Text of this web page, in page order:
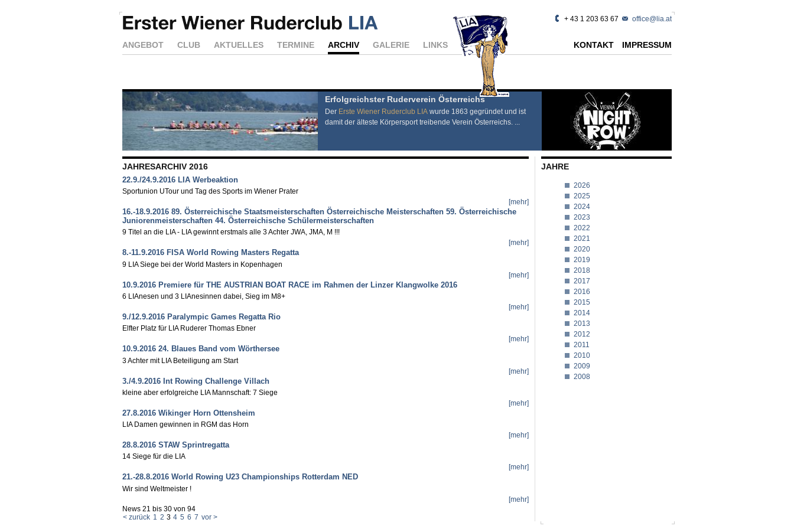
+ 43 1 203 63 67 office@lia.at
ANGEBOT CLUB AKTUELLES TERMINE ARCHIV GALERIE LINKS KONTAKT IMPRESSUM
Erfolgreichster Ruderverein Österreichs
Der Erste Wiener Ruderclub LIAwurde 1863 gegründet und ist
damit der älteste Körpersport treibende Verein Österreichs. ...
JAHRESARCHIV 2016
22.9./24.9.2016 LIA Werbeaktion
Sportunion UTour und Tag des Sports im Wiener Prater
[mehr]
16.-18.9.2016 89. Österreichische Staatsmeisterschaften Österreichische Meisterschaften 59. Österreichische
Juniorenmeisterschaften 44. Österreichische Schülermeisterschaften
9 Titel an die LIA - LIA gewinnt erstmals alle 3 Achter JWA, JMA, M !!!
[mehr]
8.-11.9.2016 FISA World Rowing Masters Regatta
9 LIA Siege bei der World Masters in Kopenhagen
[mehr]
10.9.2016 Premiere für THE AUSTRIAN BOAT RACE im Rahmen der Linzer Klangwolke 2016
6 LIAnesen und 3 LIAnesinnen dabei, Sieg im M8+
[mehr]
9./12.9.2016 Paralympic Games Regatta Rio
Elfter Platz für LIA Ruderer Thomas Ebner
[mehr]
10.9.2016 24. Blaues Band vom Wörthersee
3 Achter mit LIA Beteiligung am Start
[mehr]
3./4.9.2016 Int Rowing Challenge Villach
kleine aber erfolgreiche LIA Mannschaft: 7 Siege
[mehr]
27.8.2016 Wikinger Horn Ottensheim
LIA Damen gewinnen in RGM das Horn
[mehr]
28.8.2016 STAW Sprintregatta
14 Siege für die LIA
[mehr]
21.-28.8.2016 World Rowing U23 Championships Rotterdam NED
Wir sind Weltmeister !
[mehr]
News 21 bis 30 von 94
< zurück 1 2 3 4 5 6 7 vor >
JAHRE
2026
2025
2024
2023
2022
2021
2020
2019
2018
2017
2016
2015
2014
2013
2012
2011
2010
2009
2008